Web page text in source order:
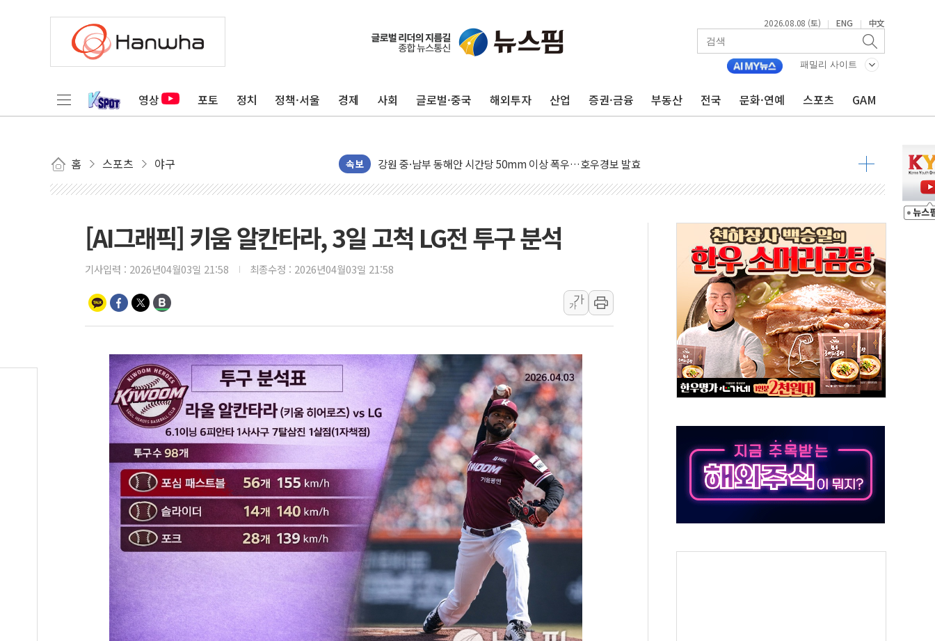
2026.08.08 (토) | ENG | 中文
패밀리 사이트
영상 포토 정치 정책·서울 경제 사회 글로벌·중국 해외투자 산업 증권·금융 부동산 전국 문화·연예 스포츠 GAM
홈 스포츠 야구 속보
동해중부 전 해상 풍랑주의보…10일까지 최대 3.5m 높은 물결
中 전방위 아파트 부양, 수도 베이징도 부동산 규제 철폐
인제 용대리 계곡서 수위 상승으로 피서객 7명 고립…전원 구조
강원 중·남부 동해안 시간당 50mm 이상 폭우…호우경보 발효
폭염에 車 운전면허 기능시험 오전 집중 편성…체감온도 38도 넘으면 중단
'호우 특보' 경북 울진 시간당 20~30mm 강한 비...가뭄 해소될 듯
주말 무더위·열대야 지속…내륙 곳곳 소나기
충북 주말 무더위 지속…청주·진천 35도, 곳곳 소나기
10월 보완수사권 폐지·공소청 출범…피해자들 '범죄 사각지대' 우려
민주당, 오늘 제주·인천 경선 발표...김민석 '재역전' vs 정청래 '격차 확대'
뉴욕증시, 고용 쇼크에 금리 인상 우려 후퇴…S&P500 최고치
트럼프, 쿡 연준 이사 해임 재추진…"26일까지 의혹 소명" 요구
유럽증시, 美 고용 예상 밖 부진에 연준 금리 인상 가능성 낮아지며 상승… STOXX 600 지수는 나흘 연속 최고치
미 연준 매파 기세 꺾이나…고용 감소에 9월 동결 전망 우세
[AI그래픽] 키움 알칸타라, 3일 고척 LG전 투구 분석
기사입력 : 2026년04월03일 21:58 최종수정 : 2026년04월03일 21:58
가
가